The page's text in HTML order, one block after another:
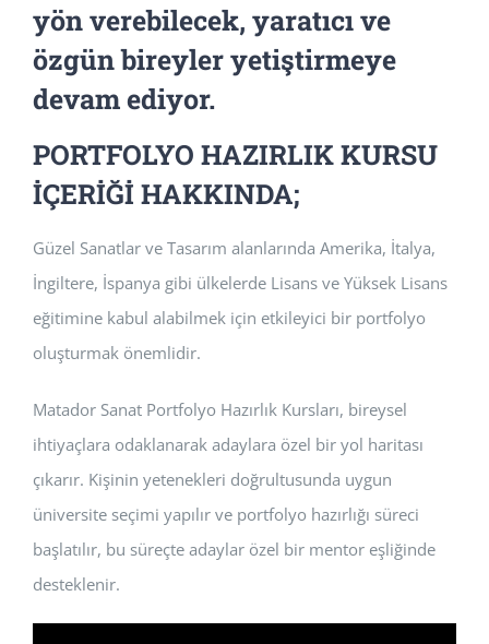
yön verebilecek, yaratıcı ve
özgün bireyler yetiştirmeye
devam ediyor.
PORTFOLYO HAZIRLIK KURSU
İÇERİĞİ HAKKINDA;
Güzel Sanatlar ve Tasarım alanlarında Amerika, İtalya,
İngiltere, İspanya gibi ülkelerde Lisans ve Yüksek Lisans
eğitimine kabul alabilmek için etkileyici bir portfolyo
oluşturmak önemlidir.
Matador Sanat Portfolyo Hazırlık Kursları, bireysel
ihtiyaçlara odaklanarak adaylara özel bir yol haritası
çıkarır. Kişinin yetenekleri doğrultusunda uygun
üniversite seçimi yapılır ve portfolyo hazırlığı süreci
başlatılır, bu süreçte adaylar özel bir mentor eşliğinde
desteklenir.